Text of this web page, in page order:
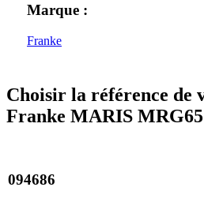
Marque :
Franke
Choisir la référence de
Franke MARIS
094686